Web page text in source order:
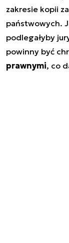
zakresie kopii
państwowych.
podlegałyby
powinny być
prawnymi, co